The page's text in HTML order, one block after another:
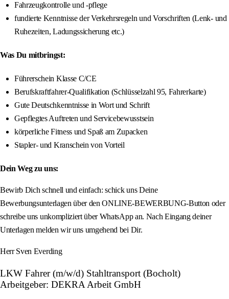
Fahrzeugkontrolle und -pflege
fundierte Kenntnisse der Verkehrsregeln und Vorschriften (Lenk- und
Ruhezeiten, Ladungssicherung etc.)
Was Du mitbringst:
Führerschein Klasse C/CE
Berufskraftfahrer-Qualifikation (Schlüsselzahl 95, Fahrerkarte)
Gute Deutschkenntnisse in Wort und Schrift
Gepflegtes Auftreten und Servicebewusstsein
körperliche Fitness und Spaß am Zupacken
Stapler- und Kranschein von Vorteil
Dein Weg zu uns:
Bewirb Dich schnell und einfach: schick uns Deine
Bewerbungsunterlagen über den ONLINE-BEWERBUNG-Button oder
schreibe uns unkompliziert über WhatsApp an. Nach Eingang deiner
Unterlagen melden wir uns umgehend bei Dir.
Herr Sven Everding
LKW Fahrer (m/w/d) Stahltransport (Bocholt)
Arbeitgeber: DEKRA Arbeit GmbH